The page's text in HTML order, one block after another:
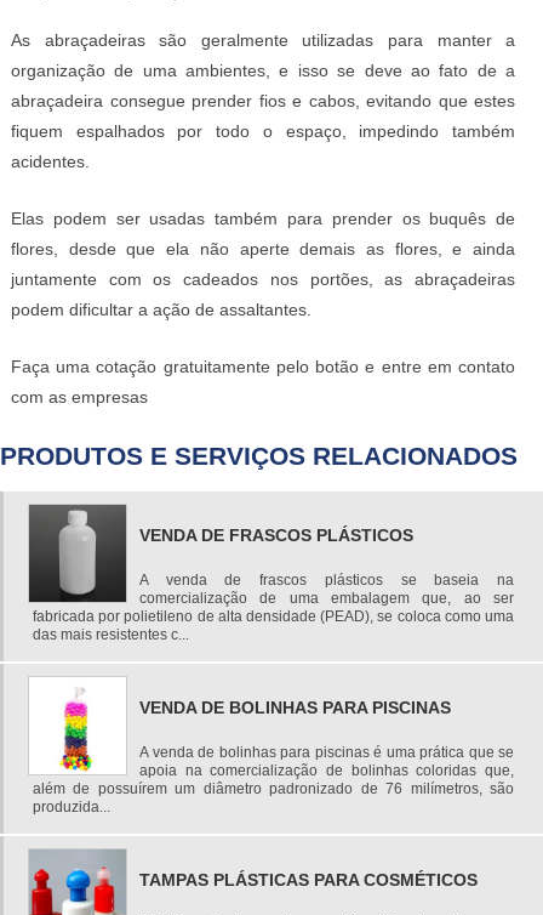
As abraçadeiras são geralmente utilizadas para manter a
organização de uma ambientes, e isso se deve ao fato de a
abraçadeira consegue prender fios e cabos, evitando que estes
fiquem espalhados por todo o espaço, impedindo também
acidentes.
Elas podem ser usadas também para prender os buquês de
flores, desde que ela não aperte demais as flores, e ainda
juntamente com os cadeados nos portões, as abraçadeiras
podem dificultar a ação de assaltantes.
Faça uma cotação gratuitamente pelo botão e entre em contato
com as empresas
PRODUTOS E SERVIÇOS RELACIONADOS
VENDA DE FRASCOS PLÁSTICOS
A venda de frascos plásticos se baseia na
comercialização de uma embalagem que, ao ser
fabricada por polietileno de alta densidade (PEAD), se coloca como uma
das mais resistentes c...
VENDA DE BOLINHAS PARA PISCINAS
A venda de bolinhas para piscinas é uma prática que se
apoia na comercialização de bolinhas coloridas que,
além de possuírem um diâmetro padronizado de 76 milímetros, são
produzida...
TAMPAS PLÁSTICAS PARA COSMÉTICOS